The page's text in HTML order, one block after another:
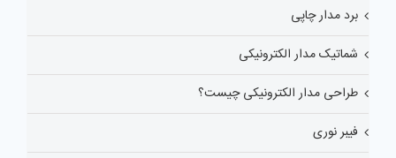
برد مدار چاپی
شماتیک مدار الکترونیکی
طراحی مدار الکترونیکی چیست؟
فیبر نوری